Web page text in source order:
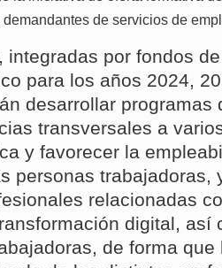
de servicios de
integradas por fondos
para los años 2024,
desarrollar programas
transversales a
y favorecer la
personas trabajadoras,
relacionadas
digital, así
de forma